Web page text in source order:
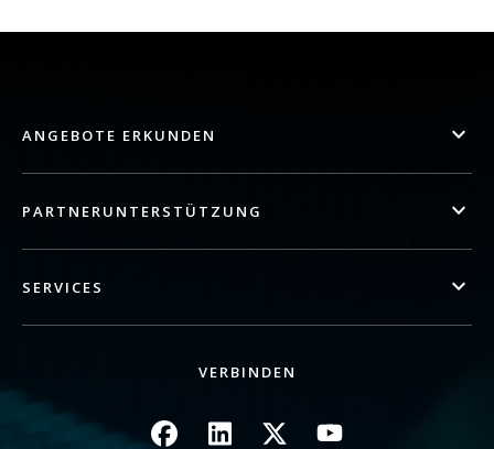
ANGEBOTE ERKUNDEN
PARTNERUNTERSTÜTZUNG
SERVICES
VERBINDEN
Bild Bild Bild Bild